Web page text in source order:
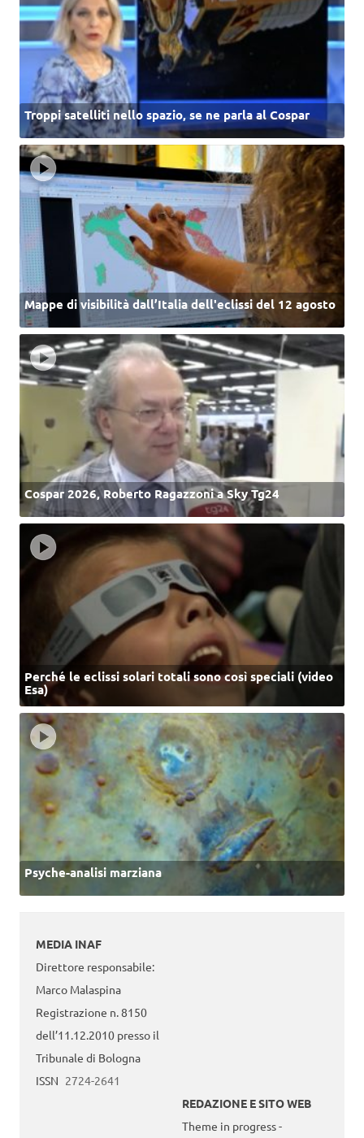
Troppi satelliti nello spazio, se ne parla al Cospar
Mappe di visibilità dall’Italia dell'eclissi del 12 agosto
Cospar 2026, Roberto Ragazzoni a Sky Tg24
Perché le eclissi solari totali sono così speciali (video
Esa)
Psyche-analisi marziana
MEDIA INAF
Direttore responsabile:
Marco Malaspina
Registrazione n. 8150
dell’11.12.2010 presso il
Tribunale di Bologna
ISSN 2724-2641
REDAZIONE E SITO WEB
Theme in progress -